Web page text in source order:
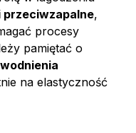
przeciwzapalne,
procesy
pamiętać o
na elastyczność